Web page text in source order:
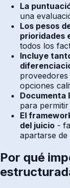
La
una
Los pesos
prioridades
todos los
Incluye
opciones
Documenta
para
El
del juicio -
apartarse
Por qué